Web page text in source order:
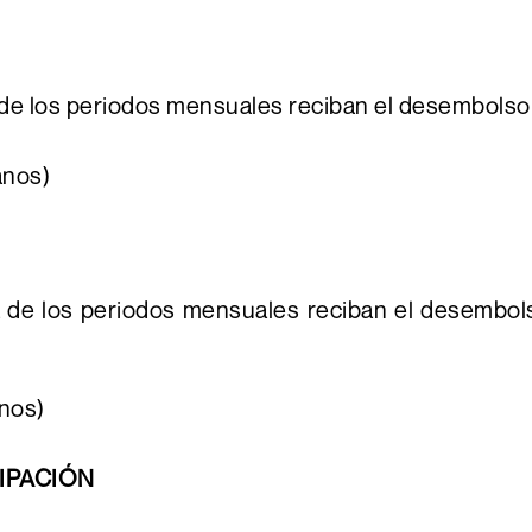
los periodos mensuales reciban el
los periodos mensuales reciban el